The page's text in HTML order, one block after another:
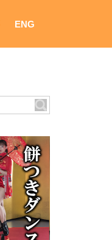
ENG